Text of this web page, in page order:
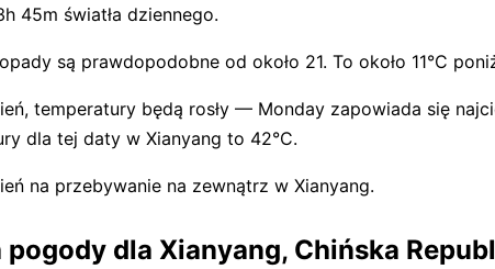
45m światła dziennego.
są prawdopodobne od około 21. To około 11°C
temperatury będą rosły — Monday zapowiada się
dla tej daty w Xianyang to 42°C.
na przebywanie na zewnątrz w Xianyang.
dla Xianyang, Chińska